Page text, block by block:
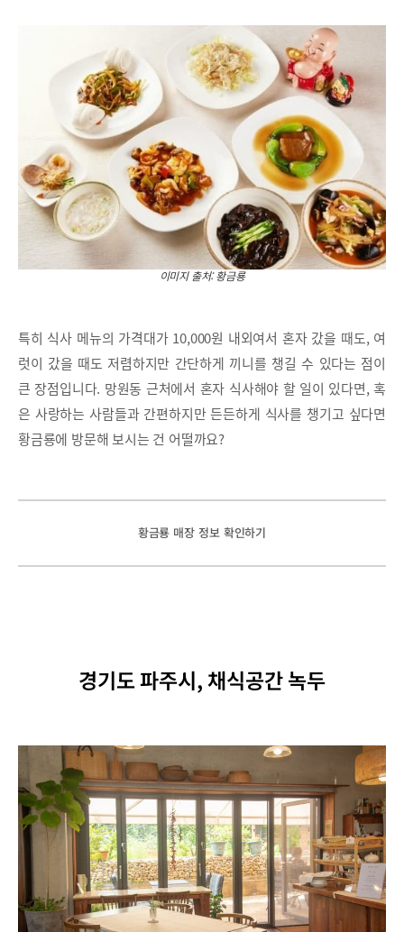
이미지 출처: 황금룡
특히 식사 메뉴의 가격대가 10,000원 내외여서 혼자 갔을 때도, 여
럿이 갔을 때도 저렴하지만 간단하게 끼니를 챙길 수 있다는 점이
큰 장점입니다. 망원동 근처에서 혼자 식사해야 할 일이 있다면, 혹
은 사랑하는 사람들과 간편하지만 든든하게 식사를 챙기고 싶다면
황금룡에 방문해 보시는 건 어떨까요?
황금룡 매장 정보 확인하기
경기도 파주시, 채식공간 녹두